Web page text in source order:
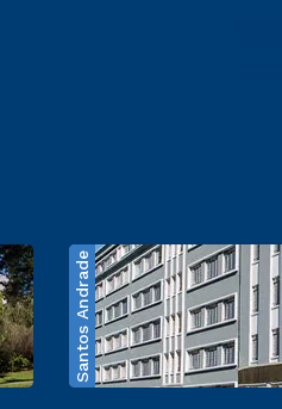
Santos Andrade